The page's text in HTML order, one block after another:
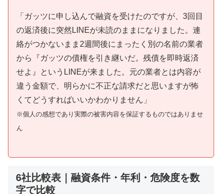
「ガッツに申し込んで融資を受けたのですが、3回目
の返済後に突然LINEが未読のままになりました。連
絡がつかないまま2週間後にまったく別の名前の業者
から『ガッツの債権を引き継いだ。残債を即時返済
せよ』というLINEが来ました。元の業者とは内容が
違う金額で、明らかに不正な請求だと思いますが怖
くてどうすればいいかわかりません」
※個人の感想であり実際の被害内容を保証するものではありませ
ん
6社比較表｜融資条件・年利・危険度を数
字で比較